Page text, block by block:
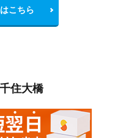
こちら
住大橋